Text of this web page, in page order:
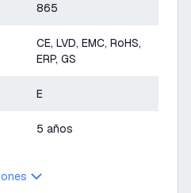
865
CE, LVD, EMC, RoHS,
ERP, GS
E
5 años